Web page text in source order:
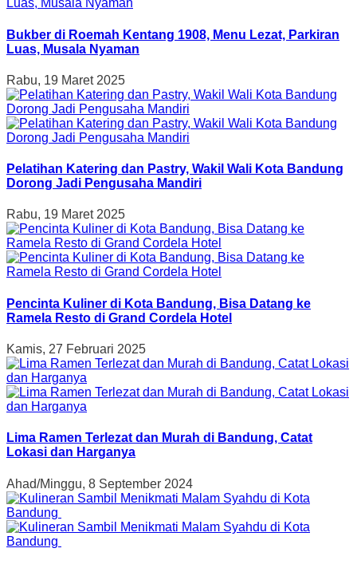
Bukber di Roemah Kentang 1908, Menu Lezat, Parkiran
Luas, Musala Nyaman
Rabu, 19 Maret 2025
Pelatihan Katering dan Pastry, Wakil Wali Kota Bandung
Dorong Jadi Pengusaha Mandiri
Rabu, 19 Maret 2025
Pencinta Kuliner di Kota Bandung, Bisa Datang ke
Ramela Resto di Grand Cordela Hotel
Kamis, 27 Februari 2025
Lima Ramen Terlezat dan Murah di Bandung, Catat
Lokasi dan Harganya
Ahad/Minggu, 8 September 2024